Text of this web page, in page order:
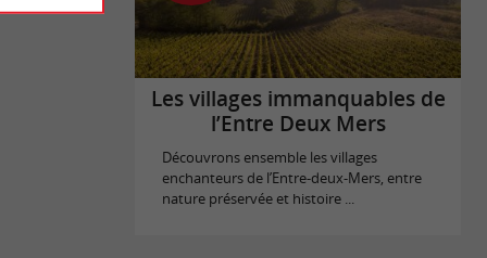
Les villages immanquables de
l’Entre Deux Mers
Découvrons ensemble les villages
enchanteurs de l’Entre-deux-Mers, entre
nature préservée et histoire ...